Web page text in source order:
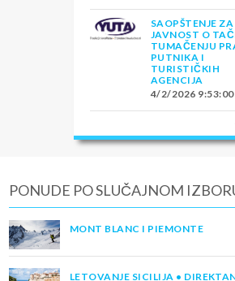
SAOPŠTENJE ZA
JAVNOST O
TUMAČENJU
PUTNIKA I
TURISTIČKIH
AGENCIJA
4/2/2026
PONUDE PO SLUČAJNOM
MONT BLANC I PIEMONTE
LETOVANJE SICILIJA •